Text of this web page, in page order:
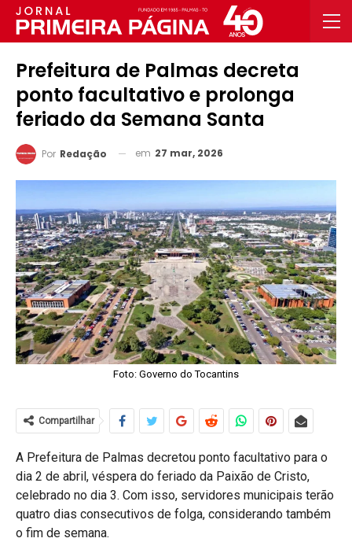
Prefeitura de Palmas decreta
ponto facultativo e prolonga
feriado da Semana Santa
Por Redação em 27 mar, 2026
Foto: Governo do Tocantins
Compartilhar
A Prefeitura de Palmas decretou ponto facultativo para o
dia 2 de abril, véspera do feriado da Paixão de Cristo,
celebrado no dia 3. Com isso, servidores municipais terão
quatro dias consecutivos de folga, considerando também
o fim de semana.